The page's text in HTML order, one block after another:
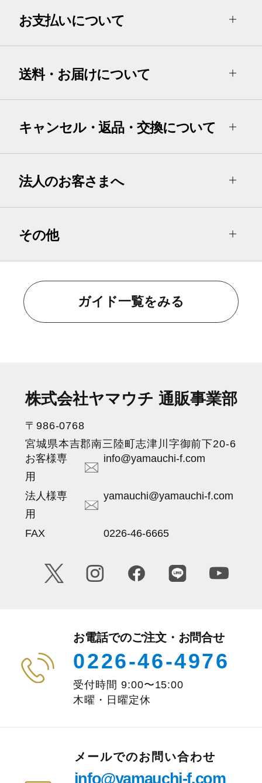
お支払いについて
送料・お届けについて
キャンセル・返品・交換について
法人のお客さまへ
その他
ガイド一覧をみる
株式会社ヤマウチ 通販事業部
〒986-0768
宮城県本吉郡南三陸町志津川字御前下20-6
お客様専
用
info@yamauchi-f.com
法人様専
用
yamauchi@yamauchi-f.com
FAX 0226-46-6665
お電話でのご注文・お問合せ
0226-46-4976
受付時間 9:00〜15:00
木曜・日曜定休
メールでのお問い合わせ
info@yamauchi-f.com